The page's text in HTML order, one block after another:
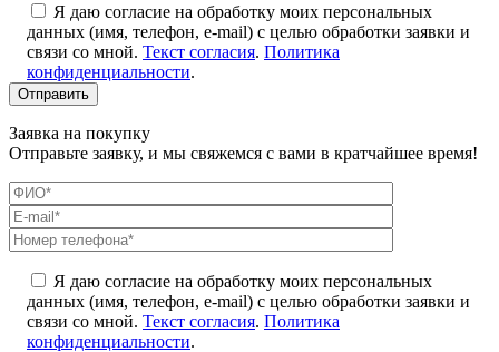
Я даю согласие на обработку моих персональных
данных (имя, телефон, e-mail) с целью обработки заявки и
связи со мной. Текст согласия. Политика
конфиденциальности.
Заявка на покупку
Отправьте заявку, и мы свяжемся с вами в кратчайшее время!
Я даю согласие на обработку моих персональных
данных (имя, телефон, e-mail) с целью обработки заявки и
связи со мной. Текст согласия. Политика
конфиденциальности.